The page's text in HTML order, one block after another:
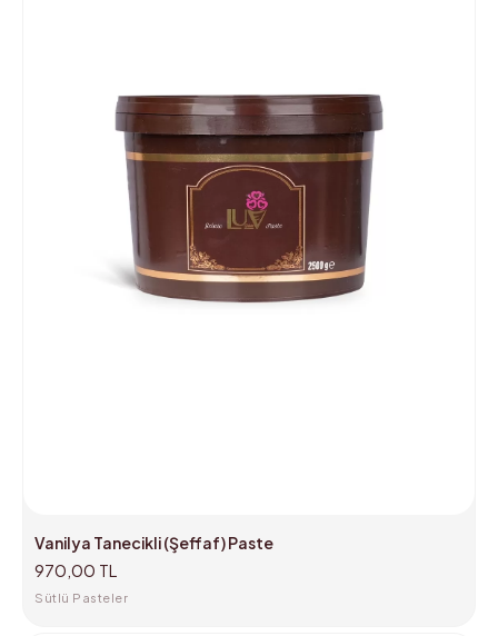
Vanilya Tanecikli (Şeffaf) Paste
970,00 TL
Sütlü Pasteler